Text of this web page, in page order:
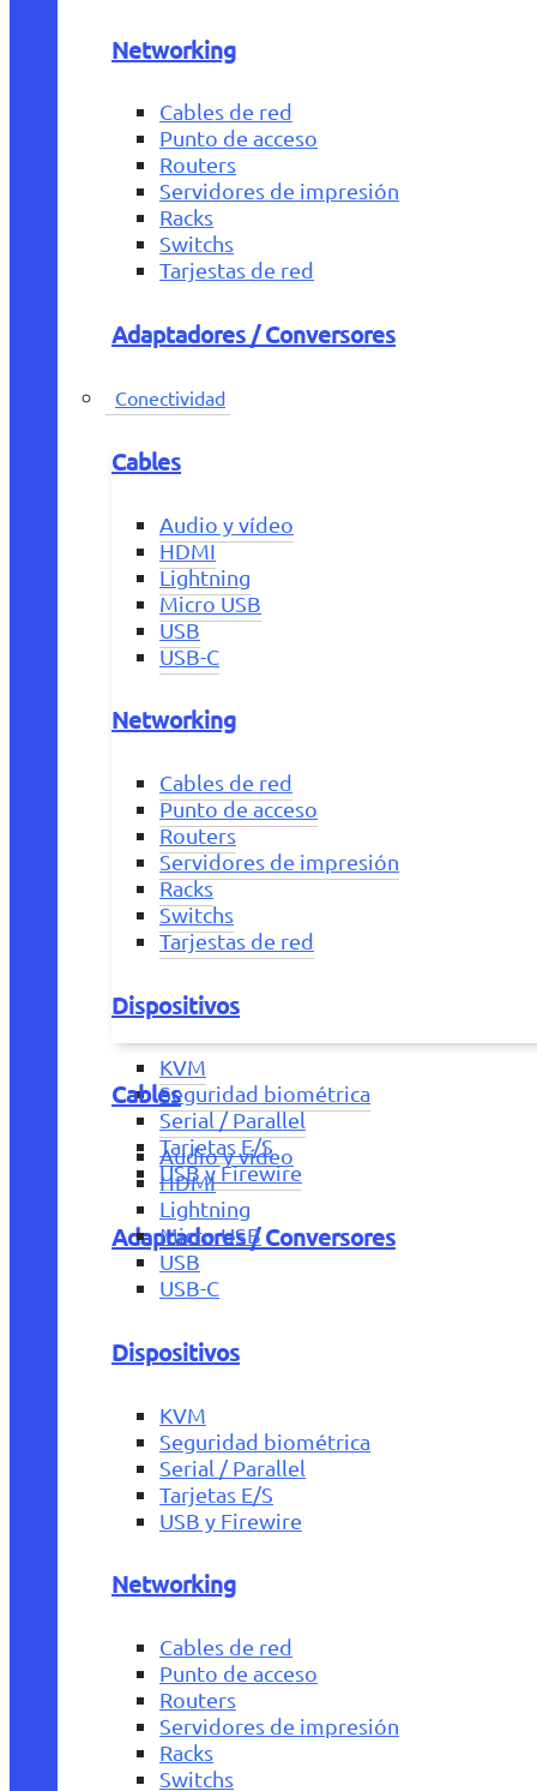
Networking
Cables de red
Punto de acceso
Routers
Servidores de impresión
Racks
Switchs
Tarjestas de red
Adaptadores / Conversores
Conectividad
Cables
Audio y vídeo
HDMI
Lightning
Micro USB
USB
USB-C
Networking
Cables de red
Punto de acceso
Routers
Servidores de impresión
Racks
Switchs
Tarjestas de red
Dispositivos
KVM
Seguridad biométrica
Serial / Parallel
Tarjetas E/S
USB y Firewire
Adaptadores / Conversores
Cables
Audio y vídeo
HDMI
Lightning
Micro USB
USB
USB-C
Dispositivos
KVM
Seguridad biométrica
Serial / Parallel
Tarjetas E/S
USB y Firewire
Networking
Cables de red
Punto de acceso
Routers
Servidores de impresión
Racks
Switchs